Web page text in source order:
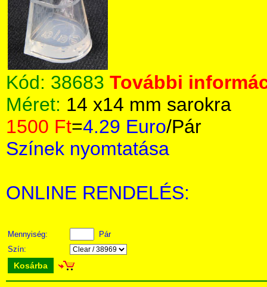
Kód: 38683 További
Méret: 14 x14 mm sarokra
1500 Ft=4.29 Euro/Pár
Színek nyomtatása
ONLINE RENDELÉS:
Mennyiség:
Pár
Szín:
Kosárba